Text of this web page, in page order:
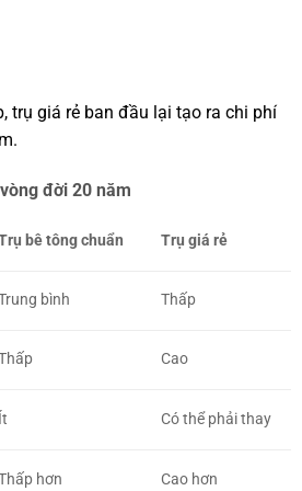
trụ giá rẻ ban đầu lại tạo ra chi phí
đời 20 năm
bê tông chuẩn Trụ giá rẻ
bình Thấp
Cao
Ít Có thể phải thay
hơn Cao hơn